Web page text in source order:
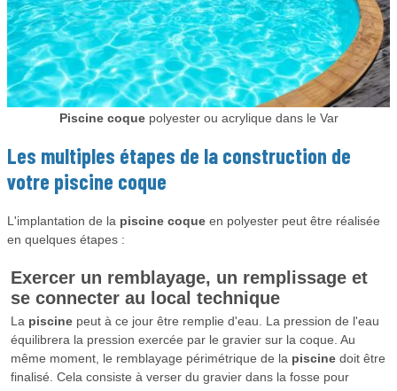
Piscine coquepolyester ou acrylique dans le Var
Les multiples étapes de la construction de
votre piscine coque
L'implantation de la piscine coque en polyester peut être réalisée
en quelques étapes :
Exercer un remblayage, un remplissage et
se connecter au local technique
La piscinepeut à ce jour être remplie d'eau. La pression de l'eau
équilibrera la pression exercée par le gravier sur la coque. Au
même moment, le remblayage périmétrique de la piscinedoit être
finalisé. Cela consiste à verser du gravier dans la fosse pour